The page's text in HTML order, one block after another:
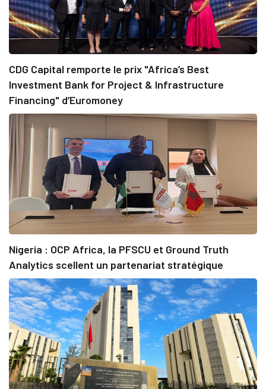
CDG Capital remporte le prix "Africa’s Best
Investment Bank for Project & Infrastructure
Financing" d’Euromoney
Nigeria : OCP Africa, la PFSCU et Ground Truth
Analytics scellent un partenariat stratégique